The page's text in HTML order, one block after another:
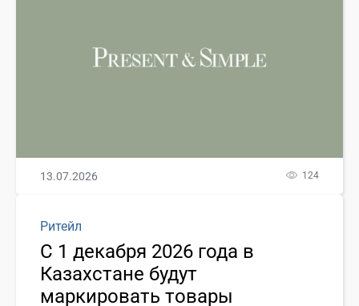
13.07.2026 124
Ритейл
С 1 декабря 2026 года в
Казахстане будут
маркировать товары